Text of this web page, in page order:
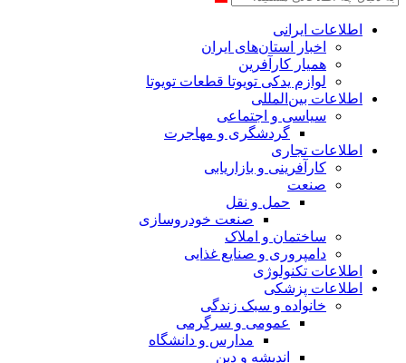
اطلاعات‌ ‎ایرانی
اخبار استان‌های ایران
همیار کارآفرین
لوازم یدکی تویوتا قطعات تویوتا
اطلاعات بین‌المللی
سیاسی و اجتماعی
گردشگری و مهاجرت
اطلاعات تجاری
کارآفرینی و بازاریابی
صنعت
حمل و نقل
صنعت خودروسازی
ساختمان و املاک
دامپروری و صنایع غذایی
اطلاعات تکنولوژی
اطلاعات پزشکی
خانواده و سبک زندگی
عمومی و سرگرمی
مدارس و دانشگاه
اندیشه و دین